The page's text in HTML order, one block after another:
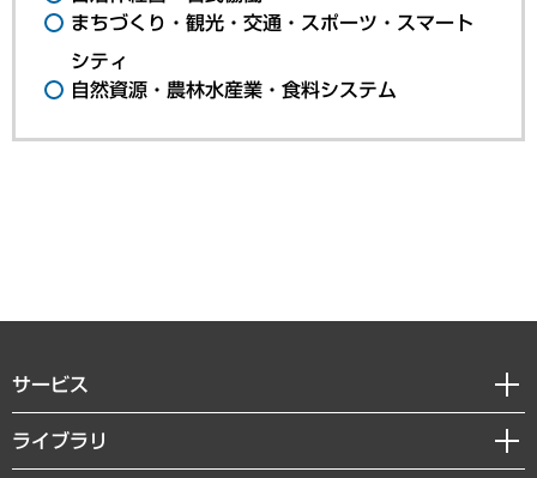
まちづくり・観光・交通・スポーツ・スマート
シティ
自然資源・農林水産業・食料システム
サービス
経営戦略
組織・人事戦略
ライブラリ